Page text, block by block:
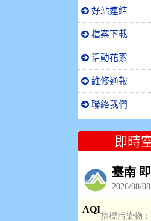
好站連結
檔案下載
活動花絮
維修通報
聯絡我們
即時